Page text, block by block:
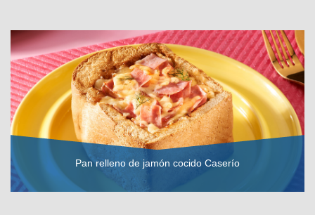
Pan relleno de jamón cocido Caserío